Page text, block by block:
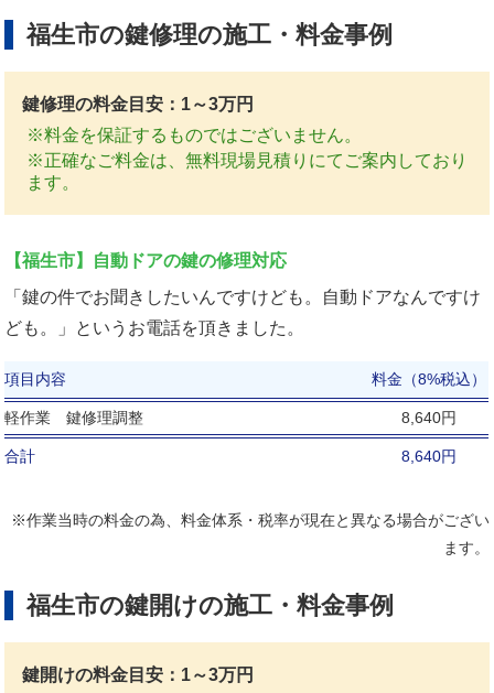
福生市の鍵修理の施工・料金事例
鍵修理の料金目安：1～3万円
※料金を保証するものではございません。
※正確なご料金は、無料現場見積りにてご案内しており
ます。
【福生市】自動ドアの鍵の修理対応
「鍵の件でお聞きしたいんですけども。自動ドアなんですけ
ども。」というお電話を頂きました。
項目内容 料金（8%税込）
軽作業 鍵修理調整 8,640円
合計 8,640円
※作業当時の料金の為、料金体系・税率が現在と異なる場合がござい
ます。
福生市の鍵開けの施工・料金事例
鍵開けの料金目安：1～3万円